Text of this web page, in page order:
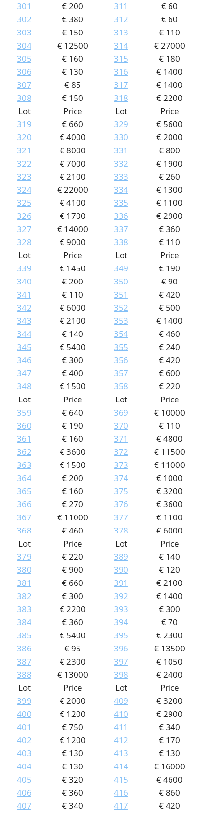
301
€ 200
302
€ 380
303
€ 150
304
€ 12500
305
€ 160
306
€ 130
307
€ 85
308
€ 150
311
€ 60
312
€ 60
313
€ 110
314
€ 27000
315
€ 180
316
€ 1400
317
€ 1400
318
€ 2200
Lot
Price
319
€ 660
320
€ 4000
321
€ 8000
322
€ 7000
323
€ 2100
324
€ 22000
325
€ 4100
326
€ 1700
327
€ 14000
328
€ 9000
Lot
Price
329
€ 5600
330
€ 2000
331
€ 800
332
€ 1900
333
€ 260
334
€ 1300
335
€ 1100
336
€ 2900
337
€ 360
338
€ 110
Lot
Price
339
€ 1450
340
€ 200
341
€ 110
342
€ 6000
343
€ 2100
344
€ 140
345
€ 5400
346
€ 300
347
€ 400
348
€ 1500
Lot
Price
349
€ 190
350
€ 90
351
€ 420
352
€ 500
353
€ 1400
354
€ 460
355
€ 240
356
€ 420
357
€ 600
358
€ 220
Lot
Price
359
€ 640
360
€ 190
361
€ 160
362
€ 3600
363
€ 1500
364
€ 200
365
€ 160
366
€ 270
367
€ 11000
368
€ 460
Lot
Price
369
€ 10000
370
€ 110
371
€ 4800
372
€ 11500
373
€ 11000
374
€ 1000
375
€ 3200
376
€ 3600
377
€ 1100
378
€ 6000
Lot
Price
379
€ 220
380
€ 900
381
€ 660
382
€ 300
383
€ 2200
384
€ 360
385
€ 5400
386
€ 95
387
€ 2300
388
€ 13000
Lot
Price
389
€ 140
390
€ 120
391
€ 2100
392
€ 1400
393
€ 300
394
€ 70
395
€ 2300
396
€ 13500
397
€ 1050
398
€ 2400
Lot
Price
399
€ 2000
400
€ 1200
401
€ 750
402
€ 1200
403
€ 130
404
€ 130
405
€ 320
406
€ 360
407
€ 340
Lot
Price
409
€ 3200
410
€ 2900
411
€ 340
412
€ 170
413
€ 130
414
€ 16000
415
€ 4600
416
€ 860
417
€ 420